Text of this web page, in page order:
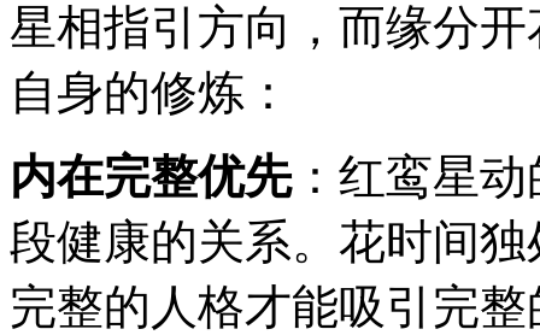
星相指引方向，而缘分
自身的修炼：
内在完整优先：红鸾星
段健康的关系。花时间
完整的人格才能吸引完